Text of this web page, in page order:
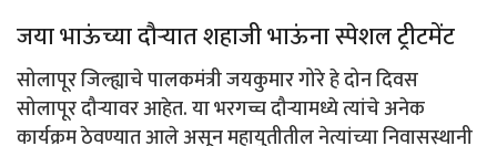
जया भाऊंच्या दौऱ्यात शहाजी भाऊंना स्पेशल ट्रीटमेंट
सोलापूर जिल्ह्याचे पालकमंत्री जयकुमार गोरे हे दोन दिवस
सोलापूर दौऱ्यावर आहेत. या भरगच्च दौऱ्यामध्ये त्यांचे अनेक
कार्यक्रम ठेवण्यात आले असून महायुतीतील नेत्यांच्या निवासस्थानी